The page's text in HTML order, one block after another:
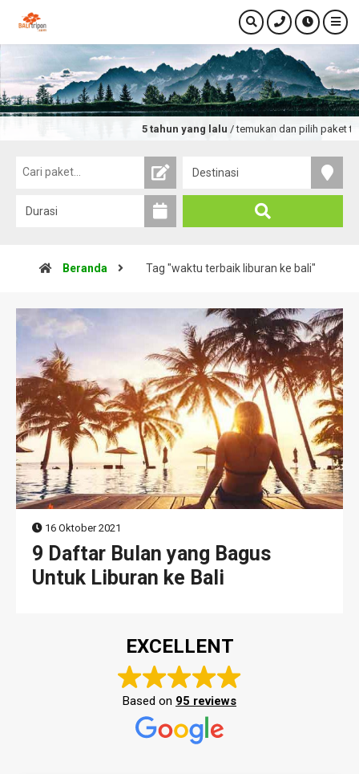
5 tahun yang lalu/ temukan dan pilih paket tour
Beranda Tag "waktu terbaik liburan ke bali"
16 Oktober 2021
9 Daftar Bulan yang Bagus
Untuk Liburan ke Bali
EXCELLENT
Based on 95 reviews